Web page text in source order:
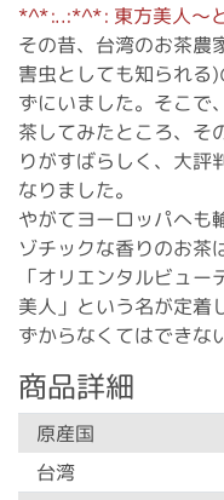
*^*:..:*^*: 東方美人〜
その昔、台湾のお茶農
害虫としても知られる
ずにいました。そこで
茶してみたところ、そ
りがすばらしく、大評
なりました。
やがてヨーロッパへも
ゾチックな香りのお茶
「オリエンタルビュ
美人」という名が定着
ずからなくてはできな
商品詳細
原産国
台湾